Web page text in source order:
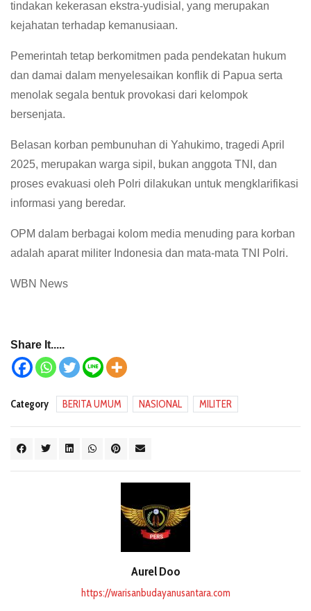
tindakan kekerasan ekstra-yudisial, yang merupakan
kejahatan terhadap kemanusiaan.
Pemerintah tetap berkomitmen pada pendekatan hukum
dan damai dalam menyelesaikan konflik di Papua serta
menolak segala bentuk provokasi dari kelompok
bersenjata.
Belasan korban pembunuhan di Yahukimo, tragedi April
2025, merupakan warga sipil, bukan anggota TNI, dan
proses evakuasi oleh Polri dilakukan untuk mengklarifikasi
informasi yang beredar.
OPM dalam berbagai kolom media menuding para korban
adalah aparat militer Indonesia dan mata-mata TNI Polri.
WBN News
Share It.....
Category BERITA UMUM NASIONAL MILITER
Aurel Doo
https://warisanbudayanusantara.com